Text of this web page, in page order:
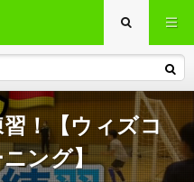
！【ウィズコ
ング】